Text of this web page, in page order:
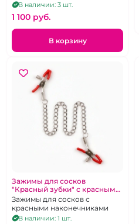
В наличии: 3 шт.
1 100 pуб.
В корзину
Зажимы для сосков
"Красный зубки" с красными
силиконовыми
наконечниками
Зажимы для сосков с
красными наконечниками
В наличии: 1 шт.